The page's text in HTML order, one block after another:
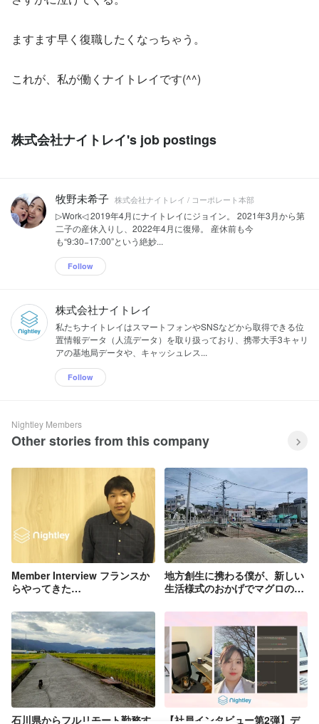
ますます早く復職したくなっちゃう。
これが、私が働くナイトレイです(^^)
株式会社ナイトレイ's job postings
牧野未希子 株式会社ナイトレイ / コーポレート本部
▷Work◁ 2019年4月にナイトレイにジョイン。 2021年3月から第
二子の産休入りし、2022年4月に復帰。 産休前も今
も“9:30−17:00”という絶妙...
Follow
株式会社ナイトレイ
私たちナイトレイはスマートフォンやSNSなどから取得できる位
置情報データ（人流データ）を取り扱っており、携帯大手3キャリ
アの基地局データや、キャッシュレス...
Follow
Nightley Members
Other stories from this company
Member Interview フランスか
らやってきた
Lay
地方創生に携わる僕が、新しい
生活様式のおかげでマグロの町
石川県からフルリモート勤務す 【社員インタビュー第2弾】デ